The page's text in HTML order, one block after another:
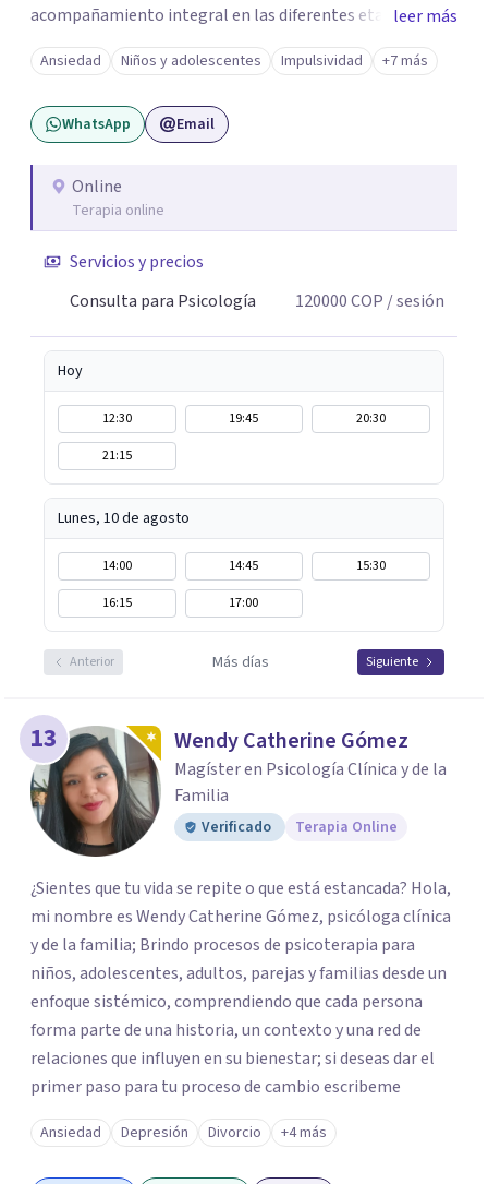
acompañamiento integral en las diferentes etapas de la
vida, adaptando la intervención a las necesidades de cada
momento del ciclo vital. Un espacio enteramente
confidencial y seguro, con flexibilidad de horarios y una
atención personalizada. Durante mi trayectoria los
y enfoque integral. Estoy a un mensaje de whatsapp si
necesitas orientación "Tu bienestar es la prioridad, sin
leer más
Ansiedad Niños y adolescentes Impulsividad +7 más
WhatsApp Email
Online
Terapia online
Servicios y precios
Consulta para Psicología
120000COP / sesión
Hoy
12:30 19:45
20:30
21:15
Lunes, 10 de agosto
14:00 14:45
15:30
16:15
17:00
Anterior Más días Siguiente
13 Wendy Catherine Gómez
Magíster en Psicología Clínica y de la
Familia
Verificado Terapia Online
¿Sientes que tu vida se repite o que está estancada? Hola,
mi nombre es Wendy Catherine Gómez, psicóloga clínica
y de la familia; Brindo procesos de psicoterapia para
niños, adolescentes, adultos, parejas y familias desde un
enfoque sistémico, comprendiendo que cada persona
forma parte de una historia, un contexto y una red de
relaciones que influyen en su bienestar; si deseas dar el
primer paso para tu proceso de cambio escribeme
Ansiedad Depresión Divorcio +4 más